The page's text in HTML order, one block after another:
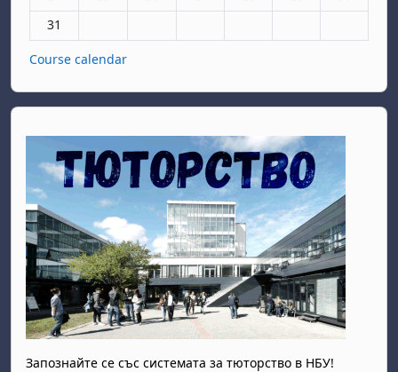
No events, Monday, 31 August
31
Course calendar
Запознайте се със системата за тюторство в НБУ!